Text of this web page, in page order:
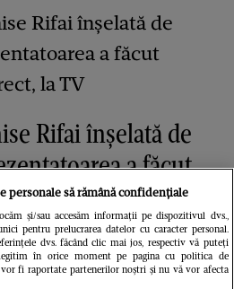
Rifai înșelată de
a făcut
la TV
personale să rămână confidențiale
și/sau accesăm informații pe dispozitivul dvs.,
pentru prelucrarea datelor cu caracter personal.
dvs. făcând clic mai jos, respectiv vă puteți
în orice moment pe pagina cu politica de
fi raportate partenerilor noștri și nu vă vor afecta